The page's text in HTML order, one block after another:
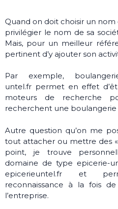
Quand on doit choisir un
privilégier le nom de sa
Mais, pour un meilleur
pertinent d’y ajouter son
Par exemple,
untel.fr permet en effet
moteurs de recherche
recherchent une boulangerie
Autre question qu’on me
tout attacher ou mettre des
point, je trouve
domaine de type epicerie-
epicerieuntel.fr et
reconnaissance à la fois
l’entreprise.